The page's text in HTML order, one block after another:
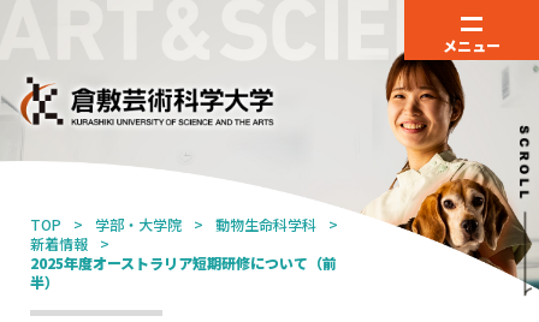
メニュー
TOP 学部・大学院
動物生命科学科
新着情報
2025年度オーストラリア短期研修について（前
半）